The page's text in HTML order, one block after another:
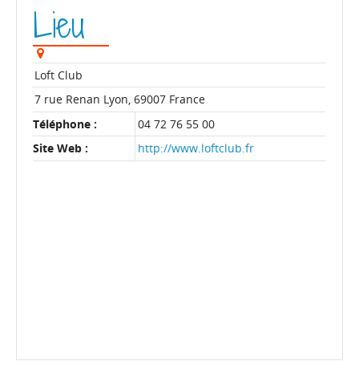
Lieu
Loft Club
7 rue Renan Lyon, 69007 France
Téléphone :
04 72 76 55 00
Site Web :
http://www.loftclub.fr